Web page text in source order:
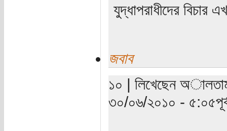
যুদ্ধাপরাধীদের
জবাব
১০ | লিখেছেন
৩০/০৬/২০১০ -